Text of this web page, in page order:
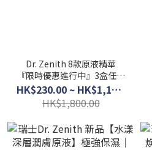
Dr. Zenith 8款原液精華
『限時優惠進行中』3盒任選
$600
HK$230.00 ~ HK$1,150.00
HK$1,800.00